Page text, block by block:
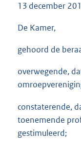
13 december
De Kamer,
gehoord de
overwegende,
constaterende,
toenemende
gestimuleerd;